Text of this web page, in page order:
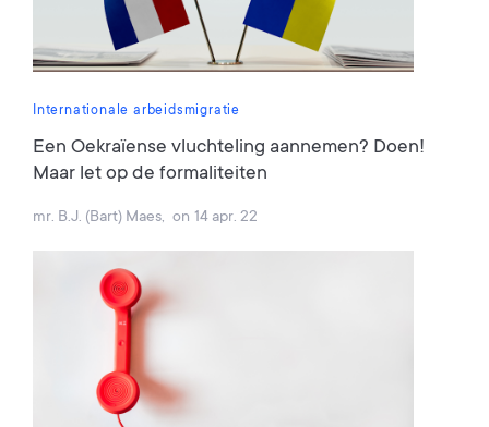
Internationale arbeidsmigratie
Een Oekraïense vluchteling aannemen? Doen!
Maar let op de formaliteiten
mr. B.J. (Bart) Maes, on 14 apr. 22